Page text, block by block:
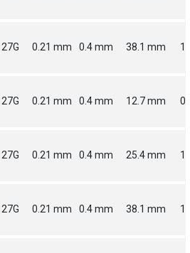
27G 0.21 mm 0.4 mm 38.1 mm
27G 0.21 mm 0.4 mm 12.7 mm
27G 0.21 mm 0.4 mm 25.4 mm 1
27G 0.21 mm 0.4 mm 38.1 mm